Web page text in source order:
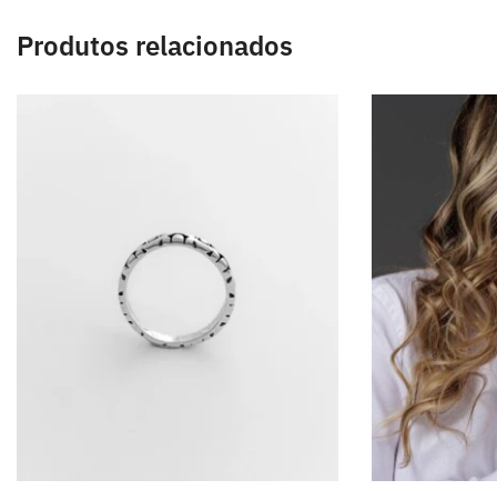
Produtos relacionados